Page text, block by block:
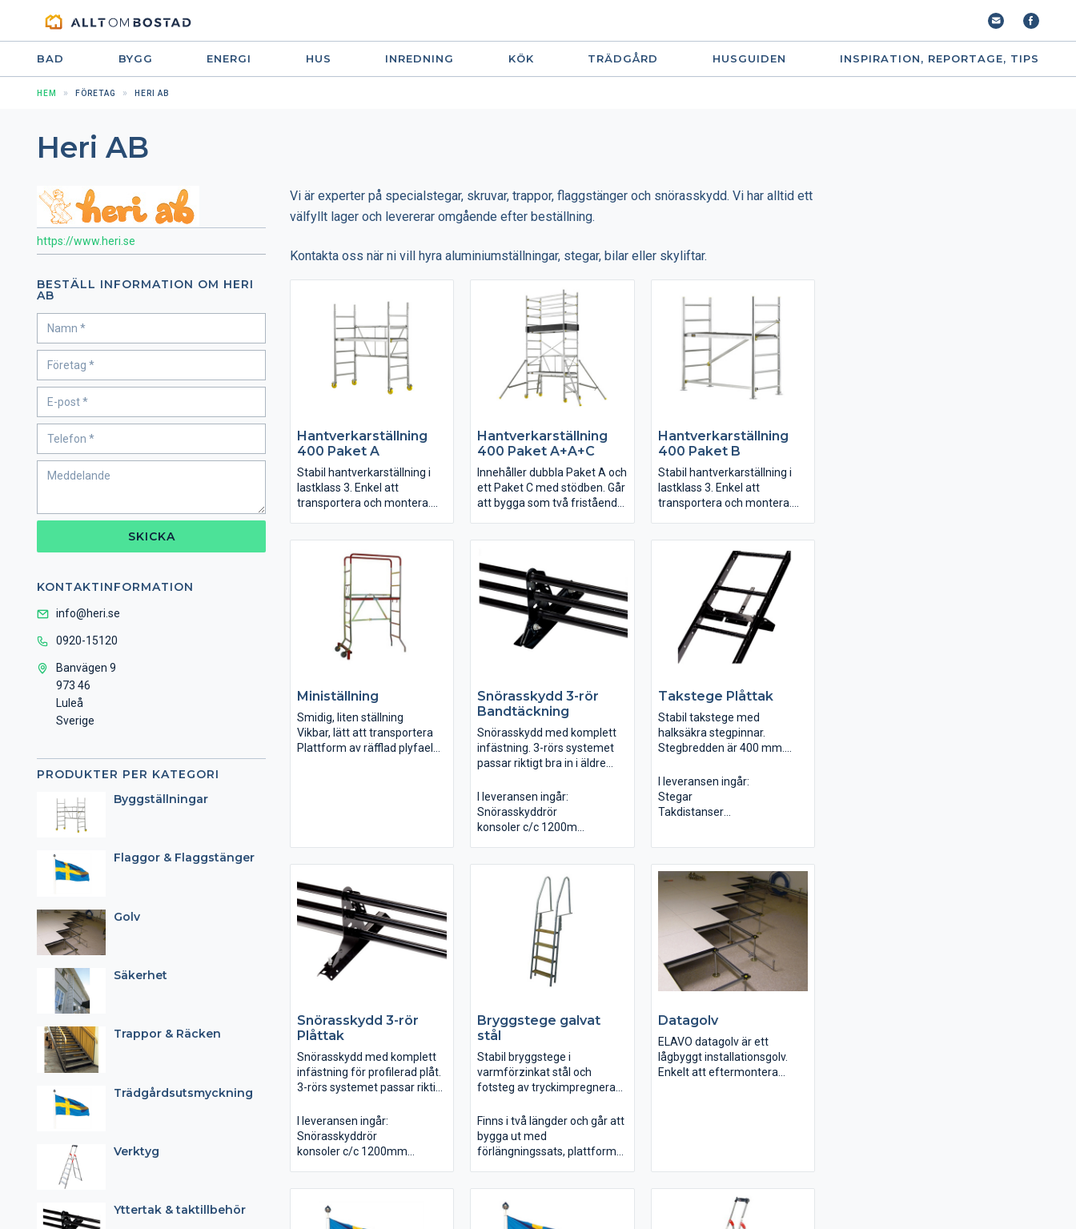
BAD BYGG ENERGI HUS INREDNING KÖK TRÄDGÅRD HUSGUIDEN INSPIRATION, REPORTAGE, TIPS
HEM FÖRETAG HERI AB
Heri AB
https://www.heri.se
BESTÄLL INFORMATION OM HERI
AB
SKICKA
KONTAKTINFORMATION
info@heri.se
0920-15120
Banvägen 9
973 46
Luleå
Sverige
PRODUKTER PER KATEGORI
Byggställningar
Flaggor & Flaggstänger
Golv
Säkerhet
Trappor & Räcken
Trädgårdsutsmyckning
Verktyg
Yttertak & taktillbehör
Vi är experter på specialstegar, skruvar, trappor, flaggstänger och snörasskydd. Vi har alltid ett
välfyllt lager och levererar omgående efter beställning.
Kontakta oss när ni vill hyra aluminiumställningar, stegar, bilar eller skyliftar.
Hantverkarställning
400 Paket A
Stabil hantverkarställning i
lastklass 3. Enkel att
transportera och montera.
och B kan även användas
fristående.
Hantverkarställning
400 Paket A+A+C
Innehåller dubbla Paket A och
ett Paket C med stödben. Går
att bygga som två fristående
Hantverkarställning
400 Paket B
Stabil hantverkarställning i
lastklass 3. Enkel att
transportera och montera.
A+A+C eller A+A+B. Paket A
och B kan även användas
Ministällning
Smidig, liten ställning
Vikbar, lätt att transportera
Plattform av räfflad plyfael
Snörasskydd 3-rör
Bandtäckning
Snörasskydd med komplett
infästning. 3-rörs systemet
passar riktigt bra in i äldre
änden vilket innebär ett
enkelt montage. Alla våra
snörasskydd är godkänd som
I leveransen ingår:
Snörasskyddrör
konsoler c/c 1200mm
Takstege Plåttak
Stabil takstege med
halksäkra stegpinnar.
Stegbredden är 400 mm.
I leveransen ingår:
Stegar
Takdistanser
Snörasskydd 3-rör
Plåttak
Snörasskydd med komplett
infästning för profilerad plåt.
3-rörs systemet passar riktigt
konisk i ena änden vilket
innebär ett enkelt montage.
Alla våra snörasskydd är
I leveransen ingår:
Snörasskyddrör
konsoler c/c 1200mm
Bryggstege galvat
stål
Stabil bryggstege i
varmförzinkat stål och
fotsteg av tryckimpregnerad
Finns i två längder och går att
bygga ut med
förlängningssats, plattform
Datagolv
ELAVO datagolv är ett
lågbyggt installationsgolv.
Enkelt att eftermontera